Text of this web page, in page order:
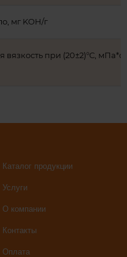
мг KOH/г
при (20±2)°С, мПа*с,
Каталог продукции
Услуги
О компании
Контакты
Оплата